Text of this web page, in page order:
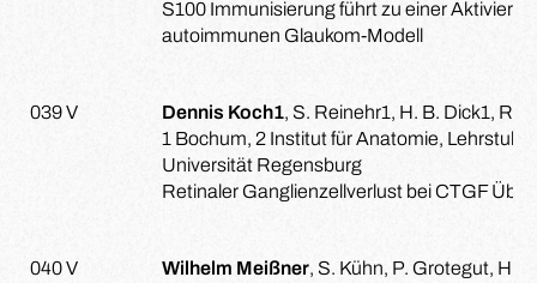
S100 Immunisierung führt zu einer
autoimmunen Glaukom-Modell
039 V Dennis Koch1, S. Reinehr1, H. B. Dick1, R.
1 Bochum, 2 Institut für Anatomie,
Universität Regensburg
Retinaler Ganglienzellverlust bei CTGF
040 V Wilhelm Meißner, S. Kühn, P. Grotegut,